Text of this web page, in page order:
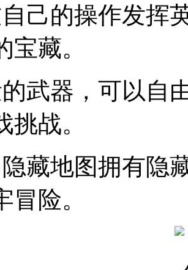
己的操作发挥
宝藏。
武器，可以自
挑战。
藏地图拥有隐
冒险。